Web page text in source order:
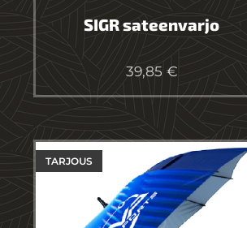
SIGR sateenvarjo
39,85 €
TARJOUS